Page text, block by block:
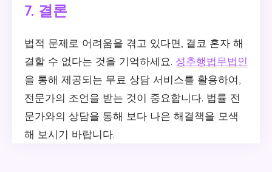
7. 결론
법적 문제로 어려움을 겪고 있다면, 결코 혼자 해
결할 수 없다는 것을 기억하세요. 성추행법무법인
을 통해 제공되는 무료 상담 서비스를 활용하여,
전문가의 조언을 받는 것이 중요합니다. 법률 전
문가와의 상담을 통해 보다 나은 해결책을 모색
해 보시기 바랍니다.